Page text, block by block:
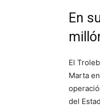
En
El
Marta
del